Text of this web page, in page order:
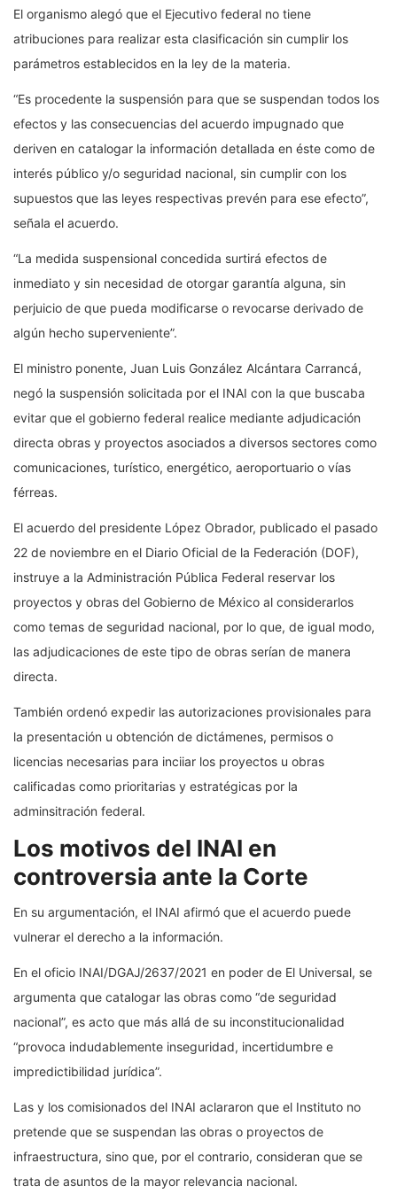
El organismo alegó que el Ejecutivo federal no tiene
atribuciones para realizar esta clasificación sin cumplir los
parámetros establecidos en la ley de la materia.
“Es procedente la suspensión para que se suspendan todos los
efectos y las consecuencias del acuerdo impugnado que
deriven en catalogar la información detallada en éste como de
interés público y/o seguridad nacional, sin cumplir con los
supuestos que las leyes respectivas prevén para ese efecto”,
señala el acuerdo.
“La medida suspensional concedida surtirá efectos de
inmediato y sin necesidad de otorgar garantía alguna, sin
perjuicio de que pueda modificarse o revocarse derivado de
algún hecho superveniente”.
El ministro ponente, Juan Luis González Alcántara Carrancá,
negó la suspensión solicitada por el INAI con la que buscaba
evitar que el gobierno federal realice mediante adjudicación
directa obras y proyectos asociados a diversos sectores como
comunicaciones, turístico, energético, aeroportuario o vías
férreas.
El acuerdo del presidente López Obrador, publicado el pasado
22 de noviembre en el Diario Oficial de la Federación (DOF),
instruye a la Administración Pública Federal reservar los
proyectos y obras del Gobierno de México al considerarlos
como temas de seguridad nacional, por lo que, de igual modo,
las adjudicaciones de este tipo de obras serían de manera
directa.
También ordenó expedir las autorizaciones provisionales para
la presentación u obtención de dictámenes, permisos o
licencias necesarias para inciiar los proyectos u obras
calificadas como prioritarias y estratégicas por la
adminsitración federal.
Los motivos del INAI en
controversia ante la Corte
En su argumentación, el INAI afirmó que el acuerdo puede
vulnerar el derecho a la información.
En el oficio INAI/DGAJ/2637/2021 en poder de El Universal, se
argumenta que catalogar las obras como “de seguridad
nacional”, es acto que más allá de su inconstitucionalidad
“provoca indudablemente inseguridad, incertidumbre e
impredictibilidad jurídica”.
Las y los comisionados del INAI aclararon que el Instituto no
pretende que se suspendan las obras o proyectos de
infraestructura, sino que, por el contrario, consideran que se
trata de asuntos de la mayor relevancia nacional.